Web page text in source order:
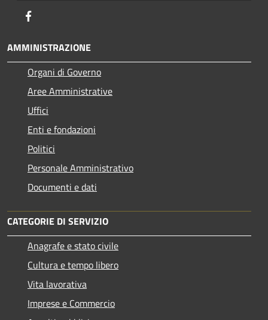
AMMINISTRAZIONE
Organi di Governo
Aree Amministrative
Uffici
Enti e fondazioni
Politici
Personale Amministrativo
Documenti e dati
CATEGORIE DI SERVIZIO
Anagrafe e stato civile
Cultura e tempo libero
Vita lavorativa
Imprese e Commercio